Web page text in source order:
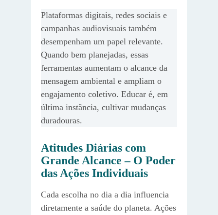
Plataformas digitais, redes sociais e
campanhas audiovisuais também
desempenham um papel relevante.
Quando bem planejadas, essas
ferramentas aumentam o alcance da
mensagem ambiental e ampliam o
engajamento coletivo. Educar é, em
última instância, cultivar mudanças
duradouras.
Atitudes Diárias com
Grande Alcance – O Poder
das Ações Individuais
Cada escolha no dia a dia influencia
diretamente a saúde do planeta. Ações